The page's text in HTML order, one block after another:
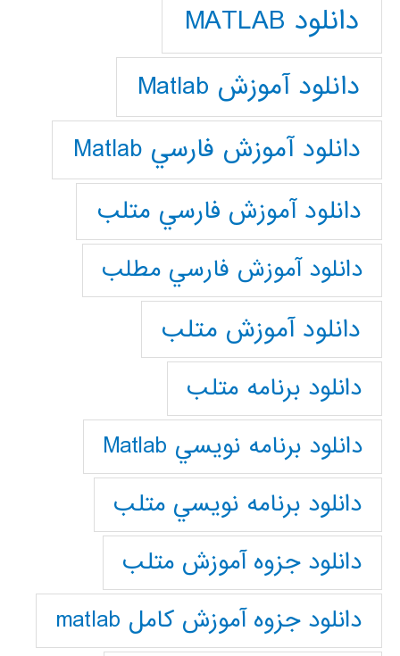
دانلود MATLAB
دانلود آموزش Matlab
دانلود آموزش فارسي Matlab
دانلود آموزش فارسي متلب
دانلود آموزش فارسي مطلب
دانلود آموزش متلب
دانلود برنامه متلب
دانلود برنامه نويسي Matlab
دانلود برنامه نويسي متلب
دانلود جزوه آموزش متلب
دانلود جزوه آموزش کامل matlab